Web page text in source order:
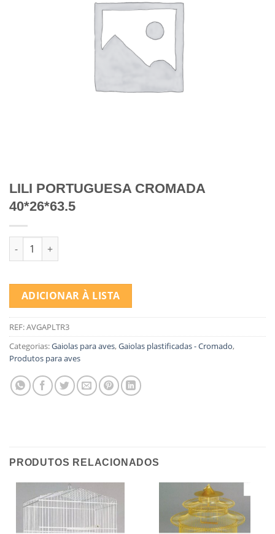
LILI PORTUGUESA CROMADA
40*26*63.5
Quantidade de LILI PORTUGUESA CROMADA 40*26*63.5
ADICIONAR À LISTA
REF:AVGAPLTR3
Categorias:Gaiolas para aves,Gaiolas plastificadas - Cromado,
Produtos para aves
PRODUTOS RELACIONADOS